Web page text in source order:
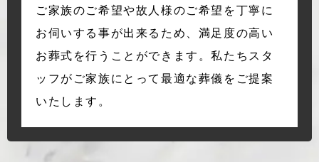
ご家族のご希望や故人様のご希望を丁寧に
お伺いする事が出来るため、満足度の高い
お葬式を行うことができます。私たちスタ
ッフがご家族にとって最適な葬儀をご提案
いたします。